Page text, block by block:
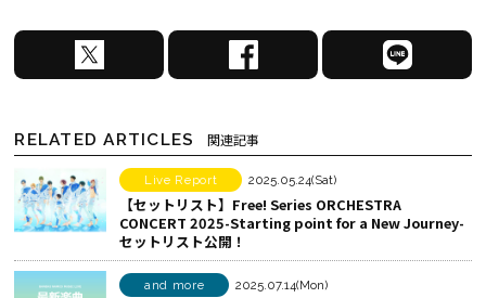
X
で
ア
す
る
F
a
b
o
o
k
で
シ
L
I
シ
ェ
ア
す
る
RELATED ARTICLES 関連記事
Live Report 2025.05.24(Sat)
【セットリスト】Free! Series ORCHESTRA
CONCERT 2025-Starting point for a New Journey-
セットリスト公開！
and more 2025.07.14(Mon)